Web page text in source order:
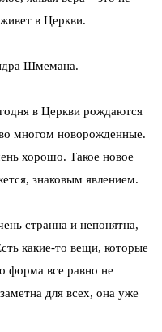
в Церкви.
Шмемана.
в Церкви рождаются
многом новорожденные.
хорошо. Такое новое
знаковым явлением.
странна и непонятна,
какие-то вещи, которые
форма все равно не
для всех, она уже